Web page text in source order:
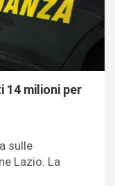
14 milioni per
sulle
Lazio. La